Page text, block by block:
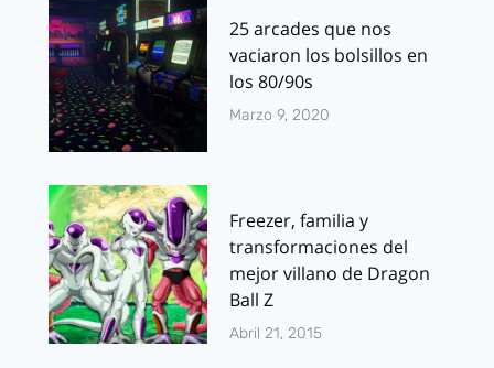
25 arcades que nos
vaciaron los bolsillos en
los 80/90s
Marzo 9, 2020
Freezer, familia y
transformaciones del
mejor villano de Dragon
Ball Z
Abril 21, 2015